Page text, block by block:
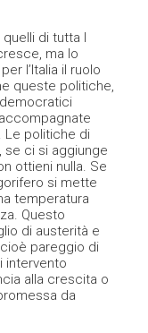
di tutta l
ma lo
l’Italia il ruolo
queste politiche,
Le politiche di
se ci si aggiunge
ottieni nulla. Se
si mette
temperatura
Questo
di austerità e
pareggio di
intervento
alla crescita o
da